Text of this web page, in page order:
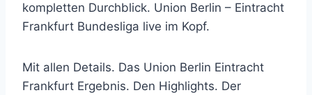
kompletten Durchblick. Union Berlin – Eintracht
Frankfurt Bundesliga live im Kopf.
Mit allen Details. Das Union Berlin Eintracht
Frankfurt Ergebnis. Den Highlights. Der